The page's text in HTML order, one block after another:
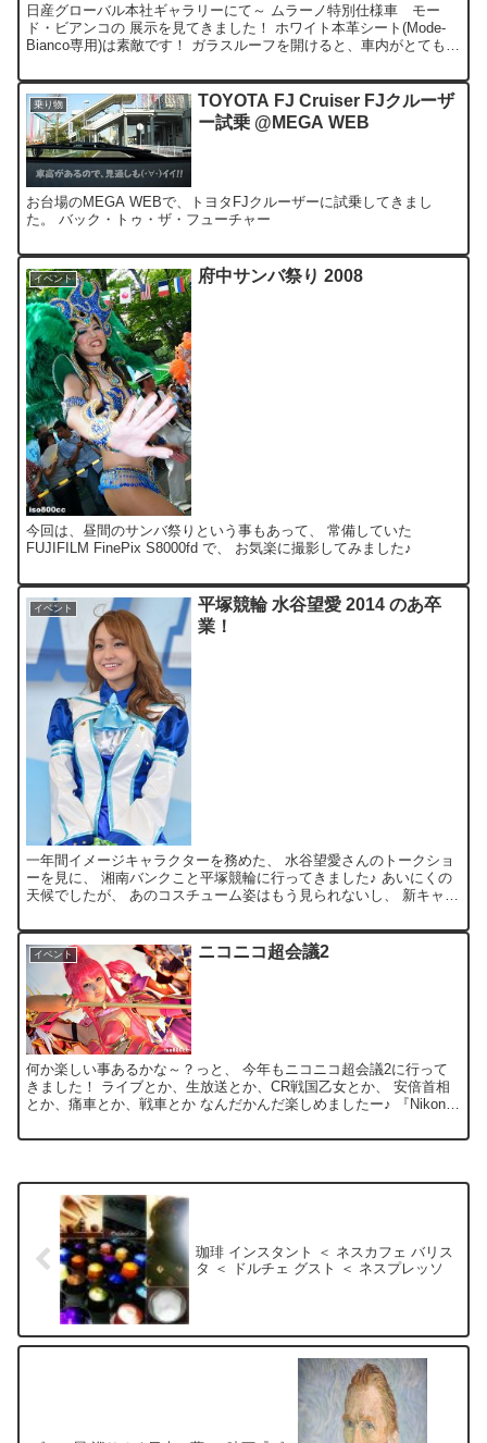
日産グローバル本社ギャラリーにて～ ムラーノ特別仕様車 モー
ド・ビアンコの 展示を見てきました！ ホワイト本革シート(Mode-
Bianco専用)は素敵です！ ガラスルーフを開けると、車内がとても明
乗り物
TOYOTA FJ Cruiser FJクルーザ
ー試乗 @MEGA WEB
お台場のMEGA WEBで、トヨタFJクルーザーに試乗してきまし
た。 バック・トゥ・ザ・フューチャー
イベント 府中サンバ祭り 2008
今回は、昼間のサンバ祭りという事もあって、 常備していた
FUJIFILM FinePix S8000fd で、 お気楽に撮影してみました♪
イベント
平塚競輪 水谷望愛 2014 のあ卒
業！
一年間イメージキャラクターを務めた、 水谷望愛さんのトークショ
ーを見に、 湘南バンクこと平塚競輪に行ってきました♪ あいにくの
天候でしたが、 あのコスチューム姿はもう見られないし、 新キャ
イベント ニコニコ超会議2
何か楽しい事あるかな～？っと、 今年もニコニコ超会議2に行って
きました！ ライブとか、生放送とか、CR戦国乙女とか、 安倍首相
とか、痛車とか、戦車とか なんだかんだ楽しめましたー♪ 『Nikon
珈琲 インスタント ＜ ネスカフェ バリス
タ ＜ ドルチェ グスト ＜ ネスプレッソ